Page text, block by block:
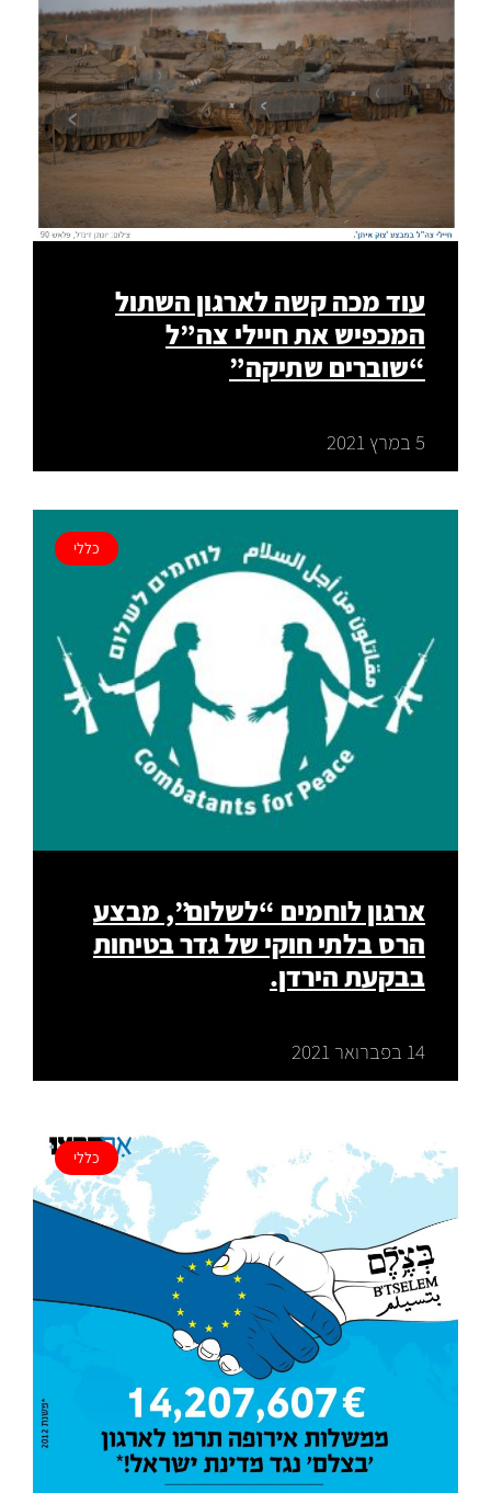
עוד מכה קשה לארגון השתול
המכפיש את חיילי צה”ל
“שוברים שתיקה”
5 במרץ 2021
כללי
ארגון לוחמים “לשלום”, מבצע
הרס בלתי חוקי של גדר בטיחות
בבקעת הירדן.
14 בפברואר 2021
כללי